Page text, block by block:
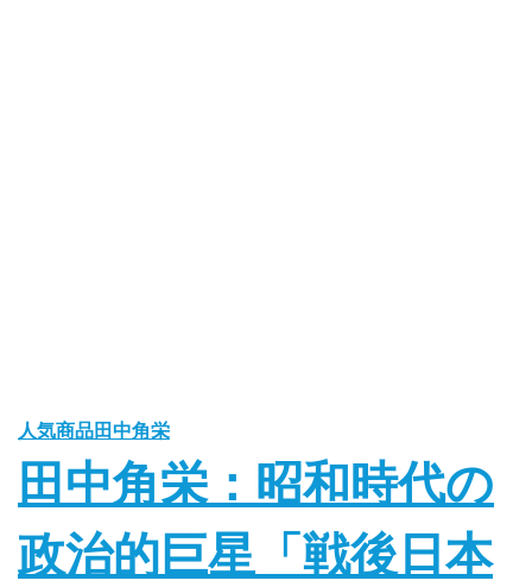
人気商品田中角栄
田中角栄：昭和時代の
政治的巨星「戦後日本